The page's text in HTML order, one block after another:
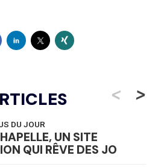
<
DU JOUR
UN SITE
QUI RÊVE DES JO
>